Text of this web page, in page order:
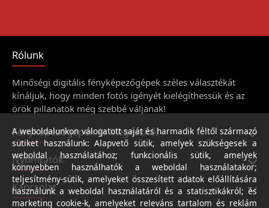
Rólunk
Minőségi digitális fényképezőgépek széles választékát
kínáljuk, hogy minden fotós igényét kielégíthessük és az
örök pillanatok még szebbé váljanak!
Fényképezőgépek és kiegészítői
Nyomtatók
Kapcsolat
A weboldalunkon válogatott saját és harmadik féltől származó
sütiket használunk: Alapvető sütik, amelyek szükségesek a
weboldal használatához; funkcionális sütik, amelyek
könnyebben használhatók a weboldal használatakor;
teljesítmény-sütik, amelyeket összesített adatok előállítására
használunk a weboldal használatáról és a statisztikákról; és
marketing cookie-k, amelyeket releváns tartalom és reklám